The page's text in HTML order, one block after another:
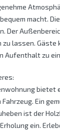
macht.
Der
zu lassen. Gäste
Aufenthalt zu
bietet
Fahrzeug. Ein
ist der
ein.